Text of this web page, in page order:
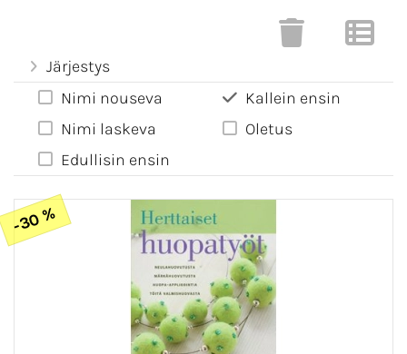
Järjestys
Nimi nouseva
Nimi laskeva
Edullisin ensin
Kallein ensin
Oletus
-30 %